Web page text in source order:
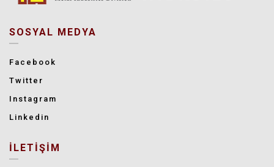
SOSYAL MEDYA
Facebook
Twitter
Instagram
Linkedin
İLETİŞİM